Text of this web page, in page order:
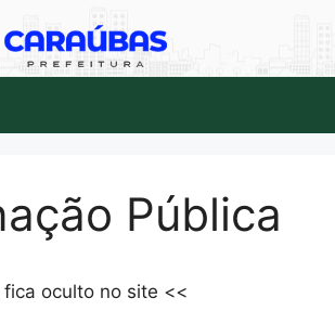
Pública
oculto no site <<